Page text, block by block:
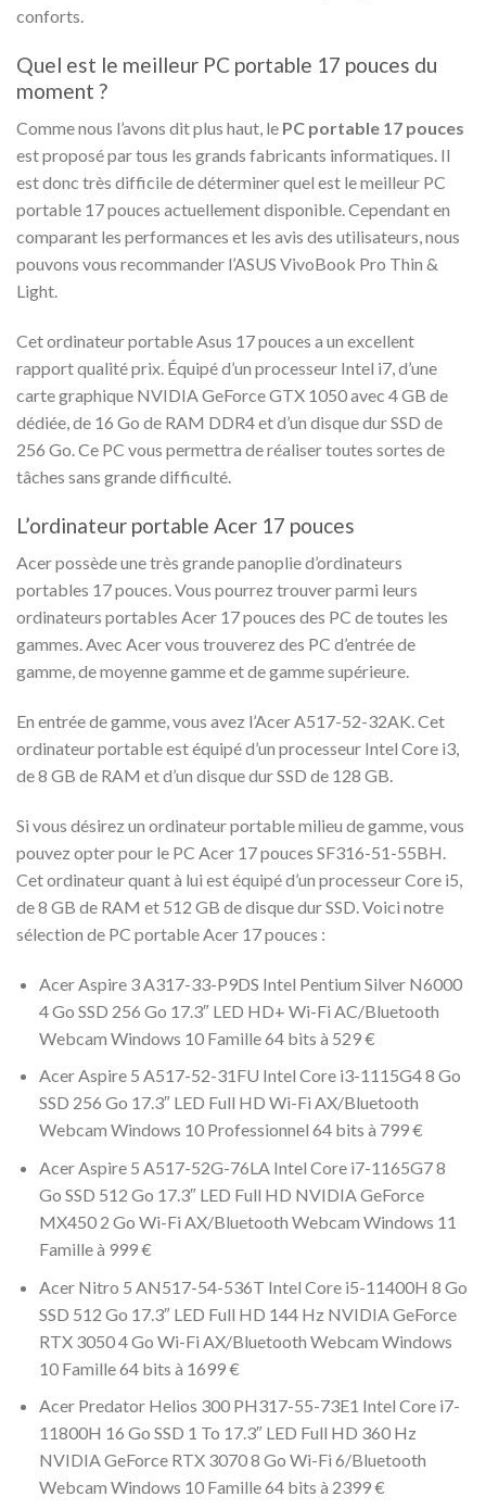
conforts.
Quel est le meilleur PC portable 17 pouces du
moment ?
Comme nous l’avons dit plus haut, le PC portable 17 pouces
est proposé par tous les grands fabricants informatiques. Il
est donc très difficile de déterminer quel est le meilleur PC
portable 17 pouces actuellement disponible. Cependant en
comparant les performances et les avis des utilisateurs, nous
pouvons vous recommander l’ASUS VivoBook Pro Thin &
Light.
Cet ordinateur portable Asus 17 pouces a un excellent
rapport qualité prix. Équipé d’un processeur Intel i7, d’une
carte graphique NVIDIA GeForce GTX 1050 avec 4 GB de
dédiée, de 16 Go de RAM DDR4 et d’un disque dur SSD de
256 Go. Ce PC vous permettra de réaliser toutes sortes de
tâches sans grande difficulté.
L’ordinateur portable Acer 17 pouces
Acer possède une très grande panoplie d’ordinateurs
portables 17 pouces. Vous pourrez trouver parmi leurs
ordinateurs portables Acer 17 pouces des PC de toutes les
gammes. Avec Acer vous trouverez des PC d’entrée de
gamme, de moyenne gamme et de gamme supérieure.
En entrée de gamme, vous avez l’Acer A517-52-32AK. Cet
ordinateur portable est équipé d’un processeur Intel Core i3,
de 8 GB de RAM et d’un disque dur SSD de 128 GB.
Si vous désirez un ordinateur portable milieu de gamme, vous
pouvez opter pour le PC Acer 17 pouces SF316-51-55BH.
Cet ordinateur quant à lui est équipé d’un processeur Core i5,
de 8 GB de RAM et 512 GB de disque dur SSD. Voici notre
sélection de PC portable Acer 17 pouces :
Acer Aspire 3 A317-33-P9DS Intel Pentium Silver N6000
4 Go SSD 256 Go 17.3″ LED HD+ Wi-Fi AC/Bluetooth
Webcam Windows 10 Famille 64 bits à 529 €
Acer Aspire 5 A517-52-31FU Intel Core i3-1115G4 8 Go
SSD 256 Go 17.3″ LED Full HD Wi-Fi AX/Bluetooth
Webcam Windows 10 Professionnel 64 bits à 799 €
Acer Aspire 5 A517-52G-76LA Intel Core i7-1165G7 8
Go SSD 512 Go 17.3″ LED Full HD NVIDIA GeForce
MX450 2 Go Wi-Fi AX/Bluetooth Webcam Windows 11
Famille à 999 €
Acer Nitro 5 AN517-54-536T Intel Core i5-11400H 8 Go
SSD 512 Go 17.3″ LED Full HD 144 Hz NVIDIA GeForce
RTX 3050 4 Go Wi-Fi AX/Bluetooth Webcam Windows
10 Famille 64 bits à 1699 €
Acer Predator Helios 300 PH317-55-73E1 Intel Core i7-
11800H 16 Go SSD 1 To 17.3″ LED Full HD 360 Hz
NVIDIA GeForce RTX 3070 8 Go Wi-Fi 6/Bluetooth
Webcam Windows 10 Famille 64 bits à 2399 €